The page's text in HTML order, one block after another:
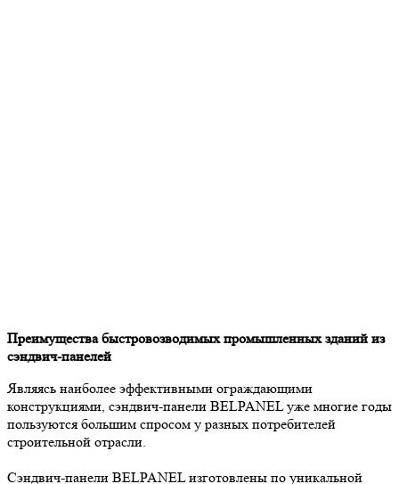
Преимущества быстровозводимых промышленных зданий из
сэндвич-панелей
Являясь наиболее эффективными ограждающими
конструкциями, сэндвич-панели BELPANEL уже многие годы
пользуются большим спросом у разных потребителей
строительной отрасли.
Сэндвич-панели BELPANEL изготовлены по уникальной